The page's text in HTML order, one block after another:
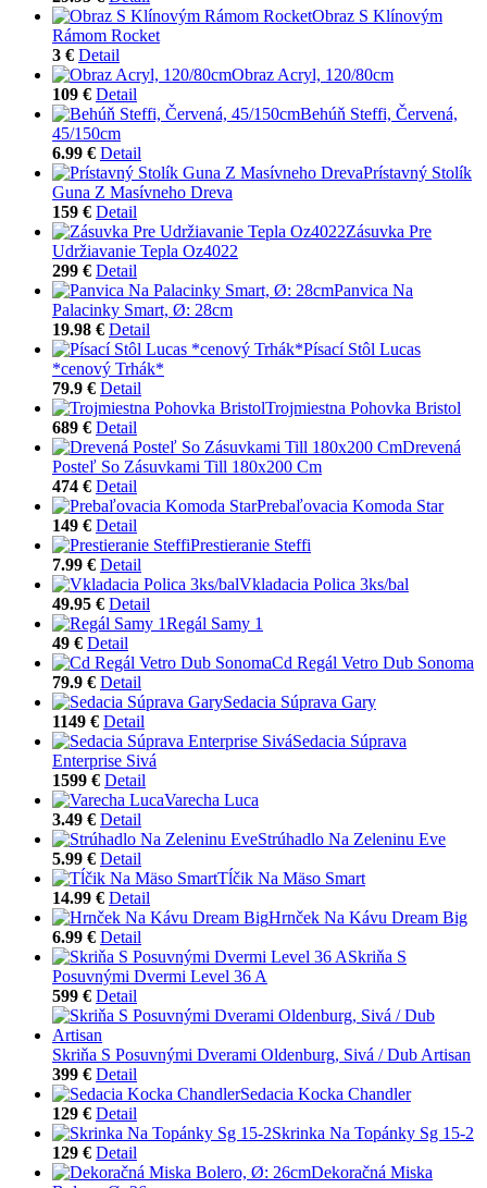
Obraz S Klínovým
Rámom Rocket
3 € Detail
Obraz Acryl, 120/80cm
109 € Detail
Behúň Steffi, Červená,
45/150cm
6.99 € Detail
Prístavný Stolík
Guna Z Masívneho Dreva
159 € Detail
Zásuvka Pre
Udržiavanie Tepla Oz4022
299 € Detail
Panvica Na
Palacinky Smart, Ø: 28cm
19.98 € Detail
Písací Stôl Lucas
*cenový Trhák*
79.9 € Detail
Trojmiestna Pohovka Bristol
689 € Detail
Drevená
Posteľ So Zásuvkami Till 180x200 Cm
474 € Detail
Prebaľovacia Komoda Star
149 € Detail
Prestieranie Steffi
7.99 € Detail
Vkladacia Polica 3ks/bal
49.95 € Detail
Regál Samy 1
49 € Detail
Cd Regál Vetro Dub Sonoma
79.9 € Detail
Sedacia Súprava Gary
1149 € Detail
Sedacia Súprava
Enterprise Sivá
1599 € Detail
Varecha Luca
3.49 € Detail
Strúhadlo Na Zeleninu Eve
5.99 € Detail
Tĺčik Na Mäso Smart
14.99 € Detail
Hrnček Na Kávu Dream Big
6.99 € Detail
Skriňa S
Posuvnými Dvermi Level 36 A
599 € Detail
Skriňa S Posuvnými Dverami Oldenburg, Sivá / Dub Artisan
399 € Detail
Sedacia Kocka Chandler
129 € Detail
Skrinka Na Topánky Sg 15-2
129 € Detail
Dekoračná Miska